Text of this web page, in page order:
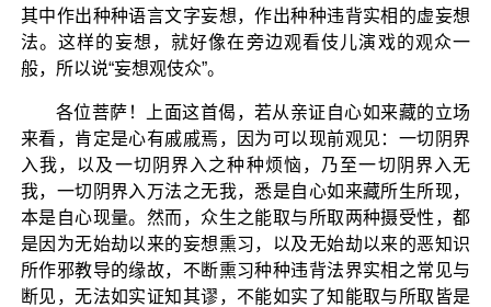
其中作出种种语言文字妄想，作出种种违背实相的虚妄想
法。这样的妄想，就好像在旁边观看伎儿演戏的观众一
般，所以说“妄想观伎众”。
各位菩萨！上面这首偈，若从亲证自心如来藏的立场
来看，肯定是心有戚戚焉，因为可以现前观见：一切阴界
入我，以及一切阴界入之种种烦恼，乃至一切阴界入无
我，一切阴界入万法之无我，悉是自心如来藏所生所现，
本是自心现量。然而，众生之能取与所取两种摄受性，都
是因为无始劫以来的妄想熏习，以及无始劫以来的恶知识
所作邪教导的缘故，不断熏习种种违背法界实相之常见与
断见，无法如实证知其谬，不能如实了知能取与所取皆是